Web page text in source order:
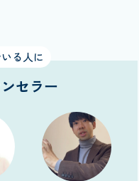
る人に
セラー